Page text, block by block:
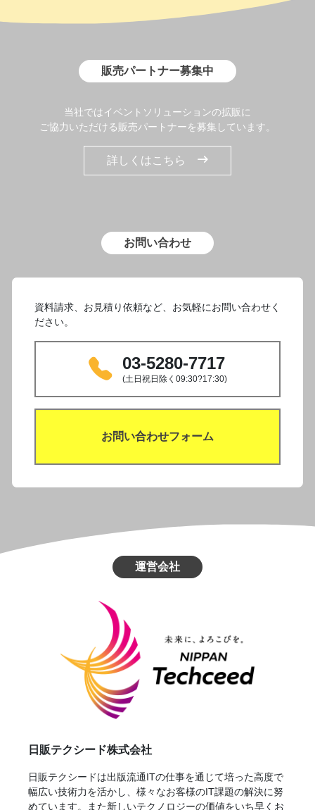
販売パートナー募集中
当社ではイベントソリューションの拡販に
ご協力いただける販売パートナーを募集しています。
詳しくはこちら
お問い合わせ
資料請求、お見積り依頼など、お気軽にお問い合わせく
ださい。
03-5280-7717
(土日祝日除く09:30?17:30)
お問い合わせフォーム
運営会社
日販テクシード株式会社
日販テクシードは出版流通ITの仕事を通じて培った高度で
幅広い技術力を活かし、様々なお客様のIT課題の解決に努
めています。また新しいテクノロジーの価値をいち早くお